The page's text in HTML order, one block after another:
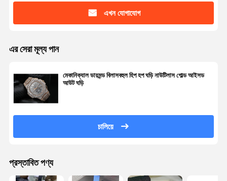
এখন যোগাযোগ
এর সেরা মূল্য পান
মেকানিক্যাল ডায়মন্ড বিলাসবহুল হিপ হপ ঘড়ি নাউটিলাস গোল্ড আইসড
আউট ঘড়ি
চালিয়ে
প্রস্তাবিত পণ্য